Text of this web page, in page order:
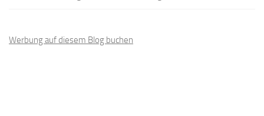
Werbung auf diesem Blog buchen